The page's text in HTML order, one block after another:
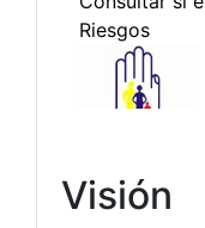
Visión